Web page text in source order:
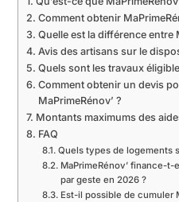
Comment obtenir
Quelle est la différence entre
Avis des artisans sur le
Quels sont les travaux
Comment obtenir un devis
MaPrimeRénov’ ?
Montants maximums des
FAQ
Quels types de logements
MaPrimeRénov’ finance-
par geste en 2026 ?
Est-il possible de cumuler